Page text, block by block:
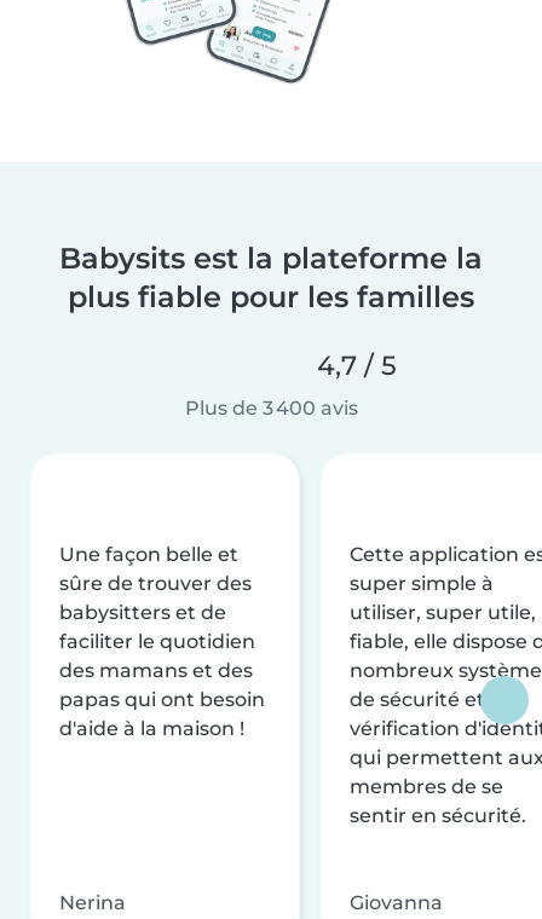
Babysits est la plateforme la
plus fiable pour les familles
4,7 / 5
Plus de 3 400 avis
Une façon belle et
sûre de trouver des
babysitters et de
faciliter le quotidien
des mamans et des
papas qui ont besoin
d'aide à la maison !
Nerina
Cette application
super simple à
utiliser, super utile,
fiable, elle dispose
nombreux
de sécurité et de
vérification
qui permettent
membres de se
sentir en sécurité.
Giovanna